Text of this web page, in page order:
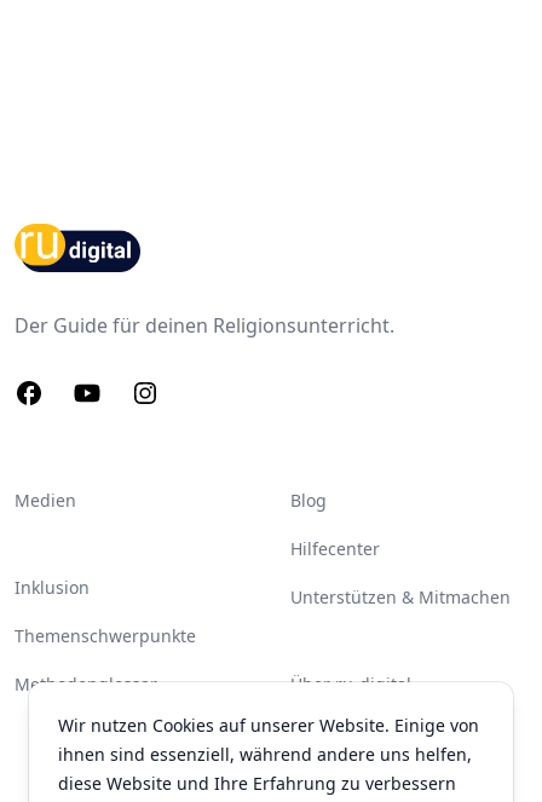
Wir nutzen Cookies auf unserer Website. Einige von
ihnen sind essenziell, während andere uns helfen,
diese Website und Ihre Erfahrung zu verbessern
Footer
Der Guide für deinen Religionsunterricht.
FacebookYoutubeInstagram
Medien
Inklusion
Themenschwerpunkte
Methodenglossar
Blog
Hilfecenter
Unterstützen & Mitmachen
Über ru-digital
Partner & Unterstützer
Kontakt